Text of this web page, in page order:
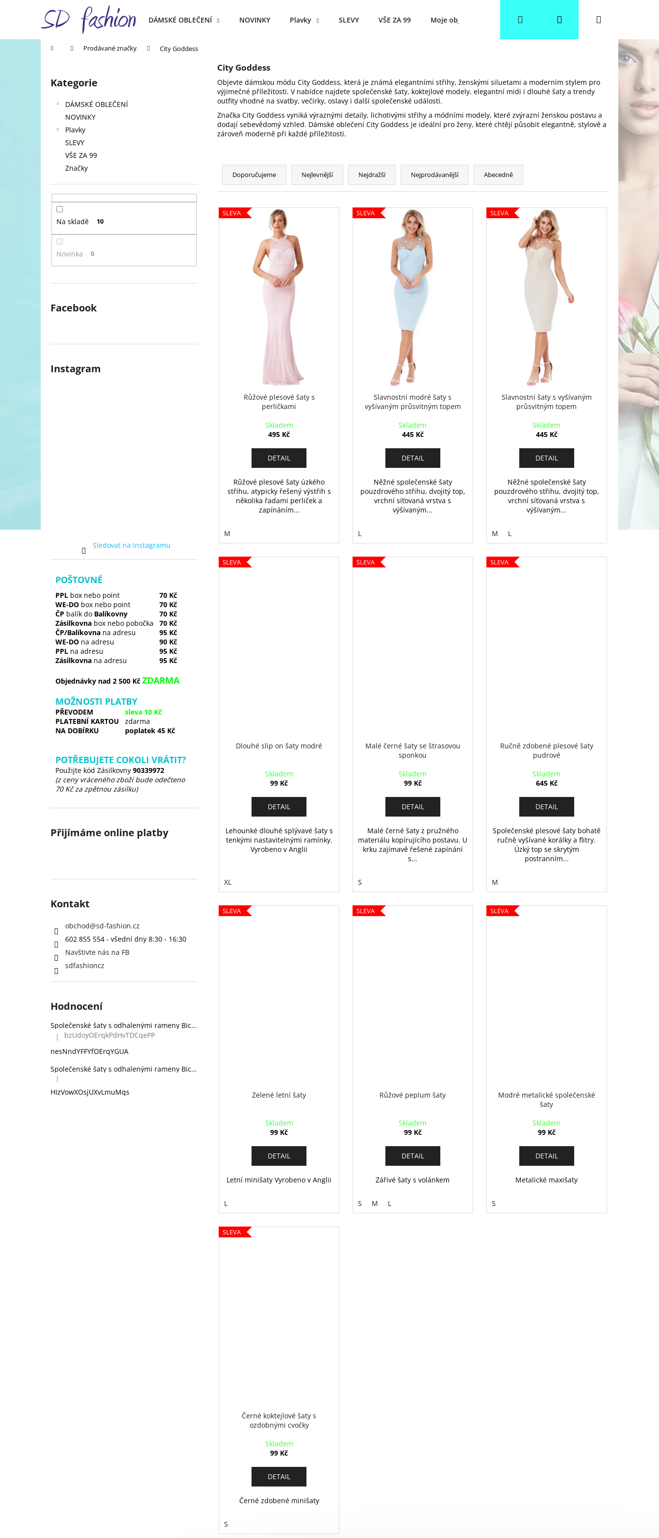
DÁMSKÉ OBLEČENÍ NOVINKY Plavky SLEVY VŠE ZA 99 Moje objednávka Věrnostní slevy Obchodní podmínky
Přihlášení
košík
Domů Prodávané značky City Goddess
Přeskočit
kategorie
Kategorie
DÁMSKÉ OBLEČENÍ
NOVINKY
Plavky
SLEVY
VŠE ZA 99
Značky
Na skladě 10
Novinka 0
Facebook
Instagram
Sledovat na Instagramu
POŠTOVNÉ
PPL box nebo point
70 Kč
WE-DO box nebo point
70 Kč
ČP balík do Balíkovny
70 Kč
Zásilkovna box nebo pobočka
70 Kč
ČP/Balíkovna na adresu
95 Kč
WE-DO na adresu
90 Kč
PPL na adresu
95 Kč
Zásilkovna na adresu 95 Kč
Objednávky nad 2 500 Kč ZDARMA
MOŽNOSTI PLATBY
PŘEVODEM
sleva 10 Kč
PLATEBNÍ KARTOU
zdarma
NA DOBÍRKU
poplatek 45 Kč
POTŘEBUJETE COKOLI VRÁTIT?
Použijte kód Zásilkovny 90339972
(z ceny vráceného zboží bude odečteno
70 Kč za zpětnou zásilku)
Přijímáme online platby
Kontakt
obchod@sd-fashion.cz
602 855 554 - všední dny 8:30 - 16:30
Navštivte nás na FB
sdfashioncz
Hodnocení
Společenské šaty s odhalenými rameny Bicotone 336 zelené
Hodnocení produktu je 5 z 5 hvězdiček.
|
bzUdoyOErqkPdHvTDCqePP
nesNndYFFYfOErqYGUA
Společenské šaty s odhalenými rameny Bicotone 336 černé
Hodnocení produktu je 5 z 5 hvězdiček.
|
HIzVowXOsjUXvLmuMqs
City Goddess
Objevte dámskou módu City Goddess, která je známá elegantními střihy, ženskými siluetami a moderním stylem pro
výjimečné příležitosti. V nabídce najdete společenské šaty, koktejlové modely, elegantní midi i dlouhé šaty a trendy
outfity vhodné na svatby, večírky, oslavy i další společenské události.
Značka City Goddess vyniká výraznými detaily, lichotivými střihy a módními modely, které zvýrazní ženskou postavu a
dodají sebevědomý vzhled. Dámské oblečení City Goddess je ideální pro ženy, které chtějí působit elegantně, stylově a
zároveň moderně při každé příležitosti.
Ř
z
n
Doporučujeme Nejlevnější Nejdražší Nejprodávanější Abecedně
V
ýSLEVA
Růžové plesové šaty s
perličkami
Skladem
495 Kč
DETAIL
Růžové plesové šaty úzkého
střihu, atypicky řešený výstřih s
několika řadami perliček a
zapínáním...
M
SLEVA
Slavnostní modré šaty s
vyšívaným průsvitným topem
Skladem
445 Kč
DETAIL
Něžné společenské šaty
pouzdrového střihu, dvojitý top,
vrchní síťovaná vrstva s
výšívaným...
L
SLEVA
Slavnostní šaty s vyšívaným
průsvitným topem
Skladem
445 Kč
DETAIL
Něžné společenské šaty
pouzdrového střihu, dvojitý top,
vrchní síťovaná vrstva s
výšívaným...
M L
SLEVA
Dlouhé slip on šaty modré
Skladem
99 Kč
DETAIL
Lehounké dlouhé splývavé šaty s
tenkými nastavitelnými ramínky.
Vyrobeno v Anglii
XL
SLEVA
Malé černé šaty se štrasovou
sponkou
Skladem
99 Kč
DETAIL
Malé černé šaty z pružného
materiálu kopírujícího postavu. U
krku zajímavě řešené zapínání
s...
S
SLEVA
Ručně zdobené plesové šaty
pudrové
Skladem
645 Kč
DETAIL
Společenské plesové šaty bohatě
ručně vyšívané korálky a flitry.
Úzký top se skrytým
postranním...
M
SLEVA
Zelené letní šaty
Skladem
99 Kč
DETAIL
Letní minišaty Vyrobeno v Anglii
L
SLEVA
Růžové peplum šaty
Skladem
99 Kč
DETAIL
Zářivé šaty s volánkem
S M L
SLEVA
Modré metalické společenské
šaty
Skladem
99 Kč
DETAIL
Metalické maxišaty
S
SLEVA
Černé koktejlové šaty s
ozdobnými cvočky
Skladem
99 Kč
DETAIL
Černé zdobené minišaty
S
í
Zpět
do
Zpět
do
HLEDAT
Doporučujeme